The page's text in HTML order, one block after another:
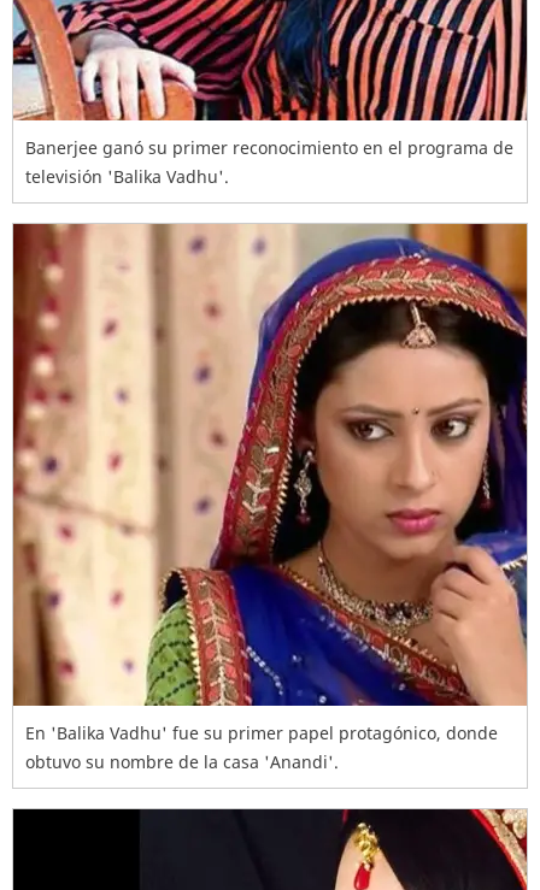
Banerjee ganó su primer reconocimiento en el programa de
televisión 'Balika Vadhu'.
En 'Balika Vadhu' fue su primer papel protagónico, donde
obtuvo su nombre de la casa 'Anandi'.